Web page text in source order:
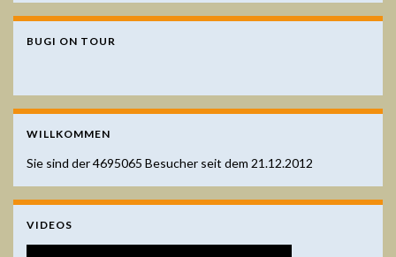
BUGI ON TOUR
WILLKOMMEN
Sie sind der4695065 Besucher seit dem 21.12.2012
VIDEOS